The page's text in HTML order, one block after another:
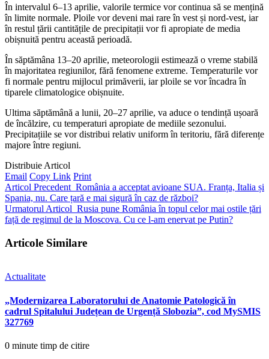
În intervalul 6–13 aprilie, valorile termice vor continua să se mențină
în limite normale. Ploile vor deveni mai rare în vest și nord-vest, iar
în restul țării cantitățile de precipitații vor fi apropiate de media
obișnuită pentru această perioadă.
În săptămâna 13–20 aprilie, meteorologii estimează o vreme stabilă
în majoritatea regiunilor, fără fenomene extreme. Temperaturile vor
fi normale pentru mijlocul primăverii, iar ploile se vor încadra în
tiparele climatologice obișnuite.
Ultima săptămână a lunii, 20–27 aprilie, va aduce o tendință ușoară
de încălzire, cu temperaturi apropiate de mediile sezonului.
Precipitațiile se vor distribui relativ uniform în teritoriu, fără diferențe
majore între regiuni.
Distribuie Articol
Email Copy Link Print
Articol Precedent România a acceptat avioane SUA. Franța, Italia și
Spania, nu. Care țară e mai sigură în caz de război?
Urmatorul Articol Rusia pune România în topul celor mai ostile țări
față de regimul de la Moscova. Cu ce l-am enervat pe Putin?
Articole Similare
Actualitate
„Modernizarea Laboratorului de Anatomie Patologică în
cadrul Spitalului Județean de Urgență Slobozia”, cod MySMIS
327769
0 minute timp de citire